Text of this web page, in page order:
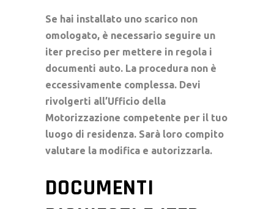
Se hai installato uno scarico non
omologato, è necessario seguire un
iter preciso per mettere in regola i
documenti auto. La procedura non è
eccessivamente complessa. Devi
rivolgerti all’Ufficio della
Motorizzazione competente per il tuo
luogo di residenza. Sarà loro compito
valutare la modifica e autorizzarla.
DOCUMENTI